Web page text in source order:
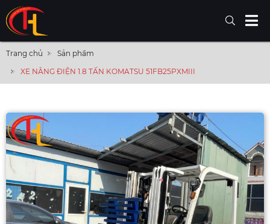
Trang chủ
Sản phẩm
XE NÂNG ĐIỆN 1.8 TẤN KOMATSU 51FB25PXMIII